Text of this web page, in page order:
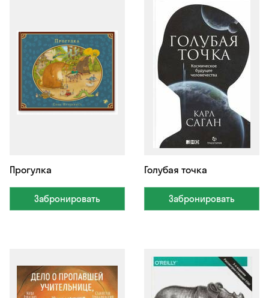
Прогулка
Забронировать
Голубая точка
Забронировать